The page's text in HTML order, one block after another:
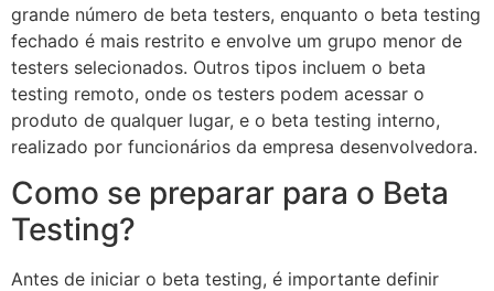
grande número de beta testers, enquanto o beta testing
fechado é mais restrito e envolve um grupo menor de
testers selecionados. Outros tipos incluem o beta
testing remoto, onde os testers podem acessar o
produto de qualquer lugar, e o beta testing interno,
realizado por funcionários da empresa desenvolvedora.
Como se preparar para o Beta
Testing?
Antes de iniciar o beta testing, é importante definir